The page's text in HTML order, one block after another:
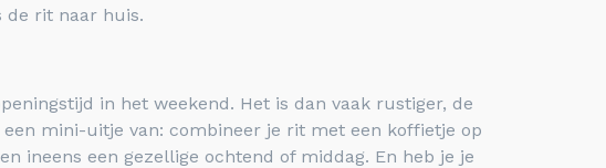
de rit naar huis.
in het weekend. Het is dan vaak rustiger, de
mini-uitje van: combineer je rit met een koffietje op
ineens een gezellige ochtend of middag. En heb je je